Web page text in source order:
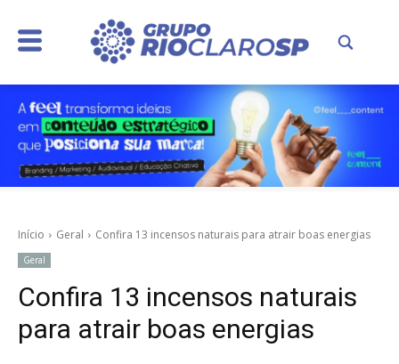
Início Geral Confira 13 incensos naturais para atrair boas energias
Geral
Confira 13 incensos naturais
para atrair boas energias